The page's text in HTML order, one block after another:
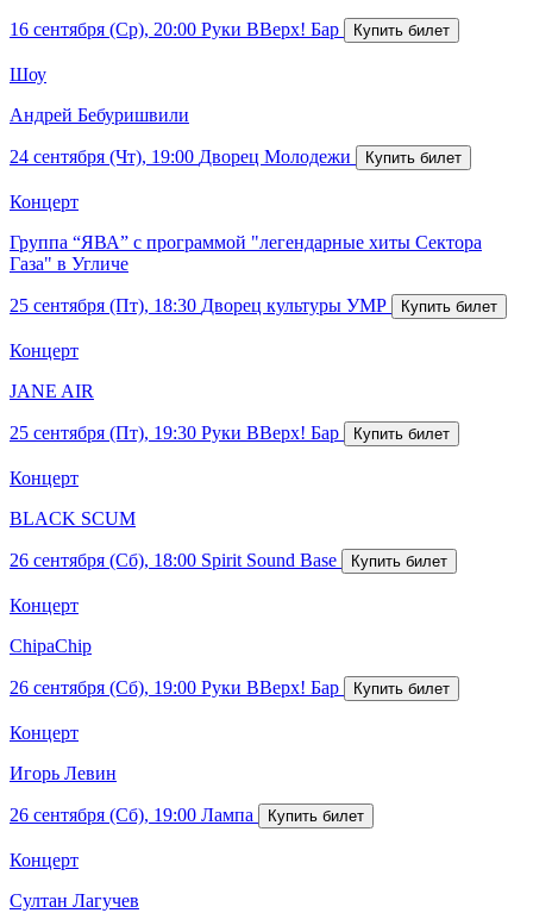
16 сентября (Ср), 20:00 Руки ВВерх! Бар
Шоу
Андрей Бебуришвили
24 сентября (Чт), 19:00 Дворец Молодежи
Концерт
Группа “ЯВА” с программой "легендарные хиты Сектора
Газа" в Угличе
25 сентября (Пт), 18:30 Дворец культуры УМР
Концерт
JANE AIR
25 сентября (Пт), 19:30 Руки ВВерх! Бар
Концерт
BLACK SCUM
26 сентября (Сб), 18:00 Spirit Sound Base
Концерт
ChipaChip
26 сентября (Сб), 19:00 Руки ВВерх! Бар
Концерт
Игорь Левин
26 сентября (Сб), 19:00 Лампа
Концерт
Султан Лагучев